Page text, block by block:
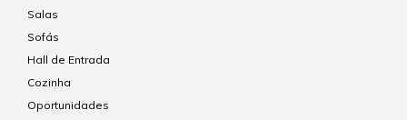
Salas
Sofás
Hall de Entrada
Cozinha
Oportunidades